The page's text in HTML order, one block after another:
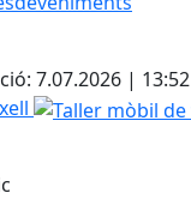
7.07.2026 | 13:52